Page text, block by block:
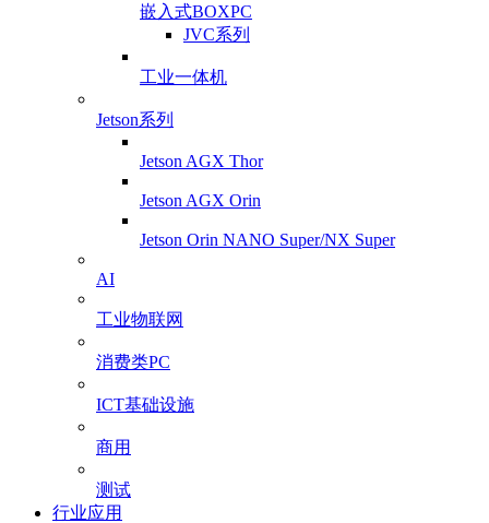
嵌入式BOXPC
JVC系列
工业一体机
Jetson系列
Jetson AGX Thor
Jetson AGX Orin
Jetson Orin NANO Super/NX Super
AI
工业物联网
消费类PC
ICT基础设施
商用
测试
行业应用